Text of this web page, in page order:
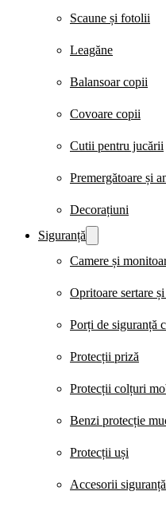
Scaune și fotolii
Leagăne
Balansoar copii
Covoare copii
Cutii pentru jucării
Premergătoare și
Decorațiuni
Siguranță
Camere și
Opritoare sertare
Porți de siguranță
Protecții priză
Protecții colțuri
Benzi protecție
Protecții uși
Accesorii